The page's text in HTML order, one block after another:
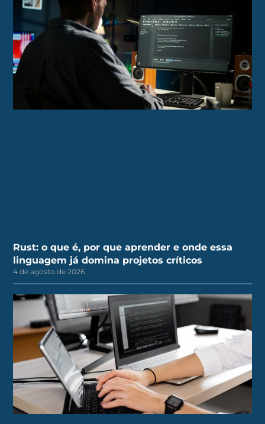
Rust: o que é, por que aprender e onde essa
linguagem já domina projetos críticos
4 de agosto de 2026